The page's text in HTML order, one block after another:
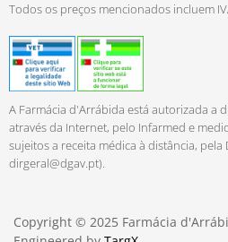
Todos os preços mencionados incluem
A Farmácia d'Arrábida está autorizada a
através da Internet, pelo Infarmed e
sujeitos a receita médica à distância, pela
dirgeral@dgav.pt).
Copyright © 2025 Farmácia